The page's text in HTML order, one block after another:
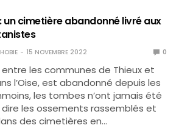
cimetière abandonné livré aux
15 NOVEMBRE 2022 0
les communes de Thieux et
l’Oise, est abandonné depuis les
les tombes n’ont jamais été
dire les ossements rassemblés et
des cimetières en…